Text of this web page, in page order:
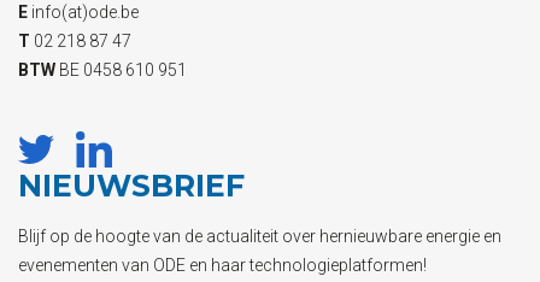
E info(at)ode.be
T 02 218 87 47
BTW BE 0458 610 951
NIEUWSBRIEF
Blijf op de hoogte van de actualiteit over hernieuwbare energie en
evenementen van ODE en haar technologieplatformen!